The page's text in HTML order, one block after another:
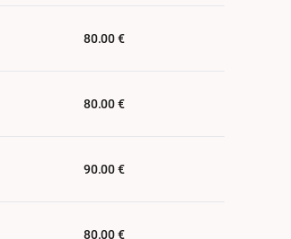
80.00 €
80.00 €
90.00 €
80.00 €